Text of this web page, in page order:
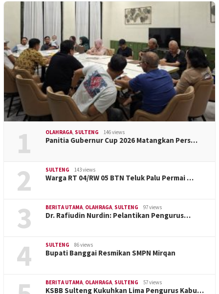
1 OLAHRAGA, SULTENG 146 views
Panitia Gubernur Cup 2026 Matangkan Pers…
2 SULTENG 143 views
Warga RT 04/RW 05 BTN Teluk Palu Permai …
3 BERITA UTAMA, OLAHRAGA, SULTENG 97 views
Dr. Rafiudin Nurdin: Pelantikan Pengurus…
4 SULTENG 86 views
Bupati Banggai Resmikan SMPN Mirqan
BERITA UTAMA, OLAHRAGA, SULTENG 57 views
KSBB Sulteng Kukuhkan Lima Pengurus Kabu…